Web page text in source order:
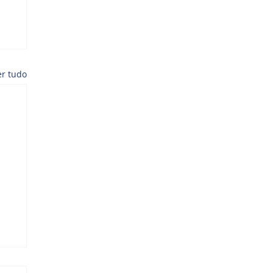
tudo